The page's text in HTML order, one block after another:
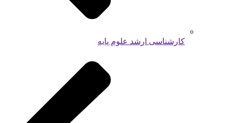
کارشناسی ارشد علوم پایه